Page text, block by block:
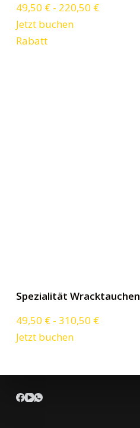
49,50 €- 220,50 €
Jetzt buchen
Rabatt
Spezialität Wracktauchen
49,50 €- 310,50 €
Jetzt buchen